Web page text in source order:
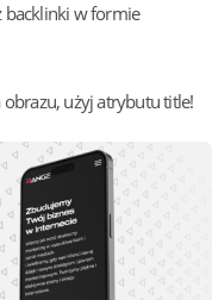
w formie
użyj atrybutu title!